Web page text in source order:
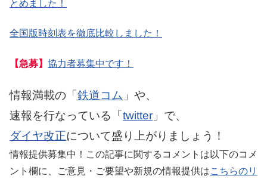
とめました！
全国版時刻表を徹底比較しました！
【急募】 協力者募集中です！
情報満載の「 鉄道コム 」や、
速報を行なっている「 twitter 」で、
ダイヤ改正について盛り上がりましょう！
情報提供募集中！この記事に関するコメントは以下のコメ
ント欄に、ご意見・ご要望や新規の情報提供はこちらのリ